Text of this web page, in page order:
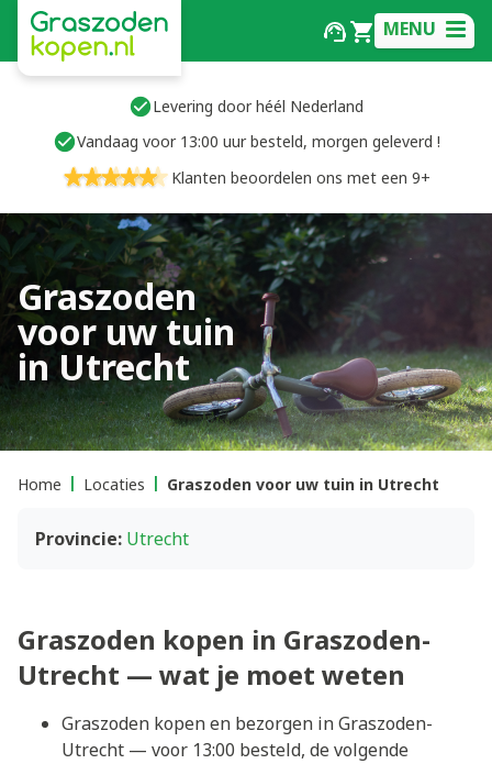
MENU
Levering door héél Nederland
Vandaag voor 13:00 uur besteld, morgen geleverd !
Klanten beoordelen ons met een 9+
Graszoden
voor uw tuin
in Utrecht
Home Locaties Graszoden voor uw tuin in Utrecht
Provincie: Utrecht
Graszoden kopen in Graszoden-
Utrecht — wat je moet weten
Graszoden kopen en bezorgen in Graszoden-
Utrecht — voor 13:00 besteld, de volgende